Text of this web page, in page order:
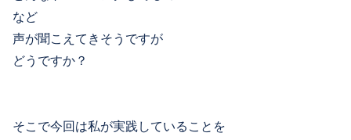
など
声が聞こえてきそうですが
どうですか？
そこで今回は私が実践していることを